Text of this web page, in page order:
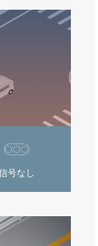
号なし